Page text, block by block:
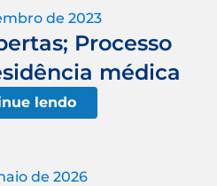
de 2023
Processo
médica
lendo
de 2026